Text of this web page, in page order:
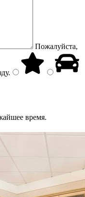
Пожалуйста,
.
время.